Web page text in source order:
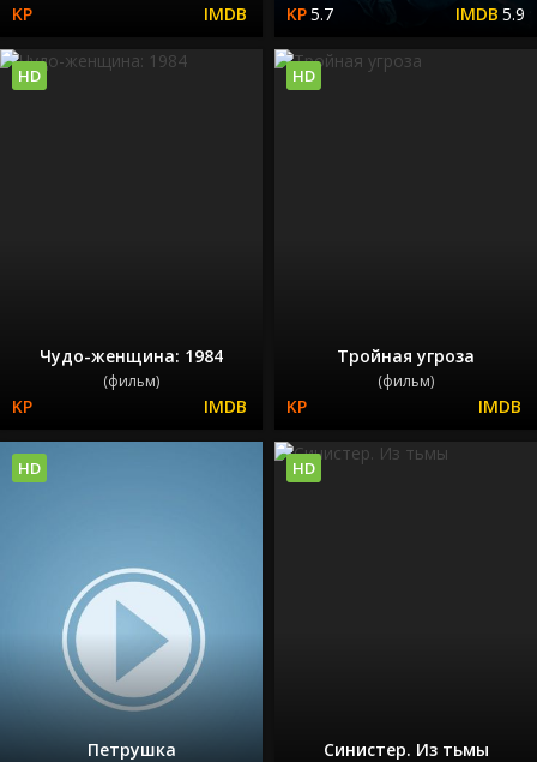
5.7 5.9
Чудо-женщина: 1984
(фильм)
HD
Тройная угроза
(фильм)
HD
Петрушка
HD
Синистер. Из тьмы
HD